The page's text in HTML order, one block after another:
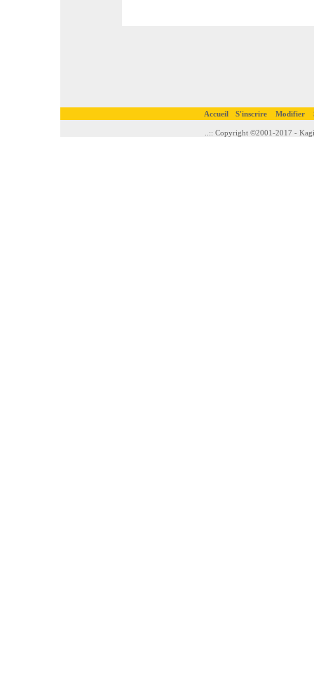
Accueil S'inscrire Modifier
..:: Copyright ©2001-2017 -